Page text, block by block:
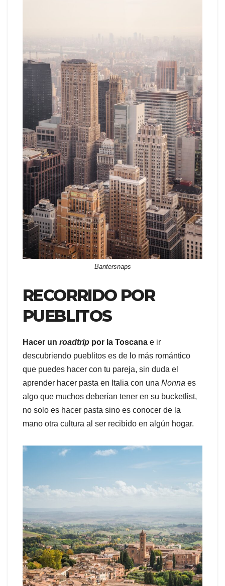
Bantersnaps
RECORRIDO POR
PUEBLITOS
Hacer un roadtrip por la Toscana e ir
descubriendo pueblitos es de lo más romántico
que puedes hacer con tu pareja, sin duda el
aprender hacer pasta en Italia con una Nonna es
algo que muchos deberían tener en su bucketlist,
no solo es hacer pasta sino es conocer de la
mano otra cultura al ser recibido en algún hogar.